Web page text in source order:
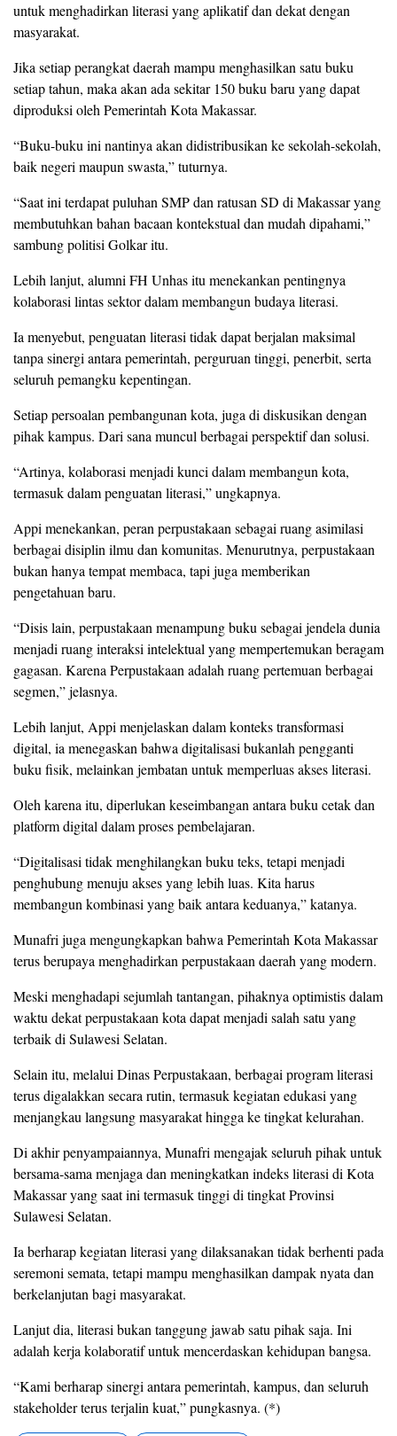
untuk menghadirkan literasi yang aplikatif dan dekat dengan
masyarakat.
Jika setiap perangkat daerah mampu menghasilkan satu buku
setiap tahun, maka akan ada sekitar 150 buku baru yang dapat
diproduksi oleh Pemerintah Kota Makassar.
“Buku-buku ini nantinya akan didistribusikan ke sekolah-sekolah,
baik negeri maupun swasta,” tuturnya.
“Saat ini terdapat puluhan SMP dan ratusan SD di Makassar yang
membutuhkan bahan bacaan kontekstual dan mudah dipahami,”
sambung politisi Golkar itu.
Lebih lanjut, alumni FH Unhas itu menekankan pentingnya
kolaborasi lintas sektor dalam membangun budaya literasi.
Ia menyebut, penguatan literasi tidak dapat berjalan maksimal
tanpa sinergi antara pemerintah, perguruan tinggi, penerbit, serta
seluruh pemangku kepentingan.
Setiap persoalan pembangunan kota, juga di diskusikan dengan
pihak kampus. Dari sana muncul berbagai perspektif dan solusi.
“Artinya, kolaborasi menjadi kunci dalam membangun kota,
termasuk dalam penguatan literasi,” ungkapnya.
Appi menekankan, peran perpustakaan sebagai ruang asimilasi
berbagai disiplin ilmu dan komunitas. Menurutnya, perpustakaan
bukan hanya tempat membaca, tapi juga memberikan
pengetahuan baru.
“Disis lain, perpustakaan menampung buku sebagai jendela dunia
menjadi ruang interaksi intelektual yang mempertemukan beragam
gagasan. Karena Perpustakaan adalah ruang pertemuan berbagai
segmen,” jelasnya.
Lebih lanjut, Appi menjelaskan dalam konteks transformasi
digital, ia menegaskan bahwa digitalisasi bukanlah pengganti
buku fisik, melainkan jembatan untuk memperluas akses literasi.
Oleh karena itu, diperlukan keseimbangan antara buku cetak dan
platform digital dalam proses pembelajaran.
“Digitalisasi tidak menghilangkan buku teks, tetapi menjadi
penghubung menuju akses yang lebih luas. Kita harus
membangun kombinasi yang baik antara keduanya,” katanya.
Munafri juga mengungkapkan bahwa Pemerintah Kota Makassar
terus berupaya menghadirkan perpustakaan daerah yang modern.
Meski menghadapi sejumlah tantangan, pihaknya optimistis dalam
waktu dekat perpustakaan kota dapat menjadi salah satu yang
terbaik di Sulawesi Selatan.
Selain itu, melalui Dinas Perpustakaan, berbagai program literasi
terus digalakkan secara rutin, termasuk kegiatan edukasi yang
menjangkau langsung masyarakat hingga ke tingkat kelurahan.
Di akhir penyampaiannya, Munafri mengajak seluruh pihak untuk
bersama-sama menjaga dan meningkatkan indeks literasi di Kota
Makassar yang saat ini termasuk tinggi di tingkat Provinsi
Sulawesi Selatan.
Ia berharap kegiatan literasi yang dilaksanakan tidak berhenti pada
seremoni semata, tetapi mampu menghasilkan dampak nyata dan
berkelanjutan bagi masyarakat.
Lanjut dia, literasi bukan tanggung jawab satu pihak saja. Ini
adalah kerja kolaboratif untuk mencerdaskan kehidupan bangsa.
“Kami berharap sinergi antara pemerintah, kampus, dan seluruh
stakeholder terus terjalin kuat,” pungkasnya. (*)